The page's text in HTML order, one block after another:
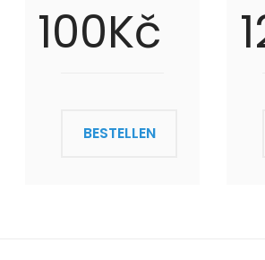
100Kč
BESTELLEN